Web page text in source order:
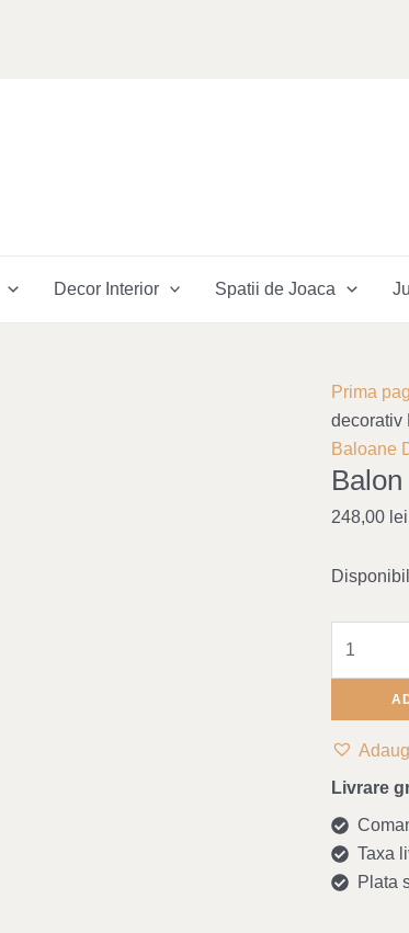
Decor Interior Spatii de Joaca
Prima
decorativ
Baloane
248,00 lei
Cantitate
Balon
decorativ
Pastel
Livrare
Taxa
Plata